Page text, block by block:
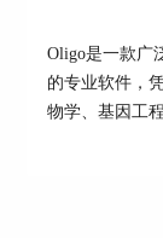
在引物列表
Oligo是一款广
的专业软件，
物学、基因工
多用户会希望